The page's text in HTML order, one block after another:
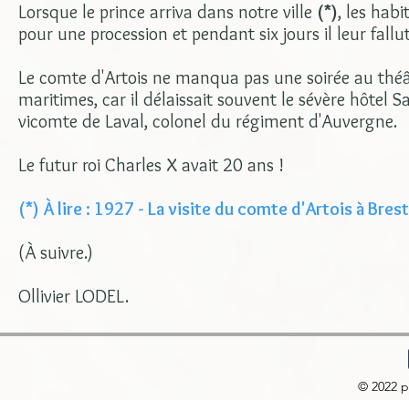
Lorsque le prince arriva dans notre ville (*), les
pour une procession et pendant six jours il leur
Le comte d'Artois ne manqua pas une soirée au
maritimes, car il délaissait souvent le sévère hôtel
vicomte de Laval, colonel du régiment d'Auvergne.
Le futur roi Charles X avait 20 ans !
(*) À lire : 1927 - La visite du comte d'Artois à
(À suivre.)
Ollivier LODEL.
© 2022